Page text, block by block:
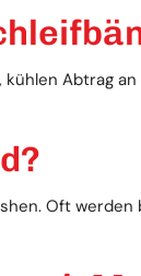
Abtrag
Oft